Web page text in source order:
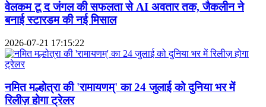
वेलकम टू द जंगल की सफलता से AI अवतार तक, जैकलीन ने
बनाई स्टारडम की नई मिसाल
2026-07-21 17:15:22
नमित मल्होत्रा की 'रामायणम्' का 24 जुलाई को दुनिया भर में
रिलीज़ होगा ट्रेलर